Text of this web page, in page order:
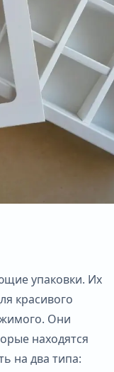
упаковки. Их
красивого
Они
находятся
на два типа: